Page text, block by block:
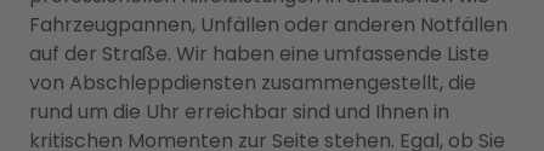
Fahrzeugpannen, Unfällen oder anderen Notfällen
auf der Straße. Wir haben eine umfassende Liste
von Abschleppdiensten zusammengestellt, die
rund um die Uhr erreichbar sind und Ihnen in
kritischen Momenten zur Seite stehen. Egal, ob Sie